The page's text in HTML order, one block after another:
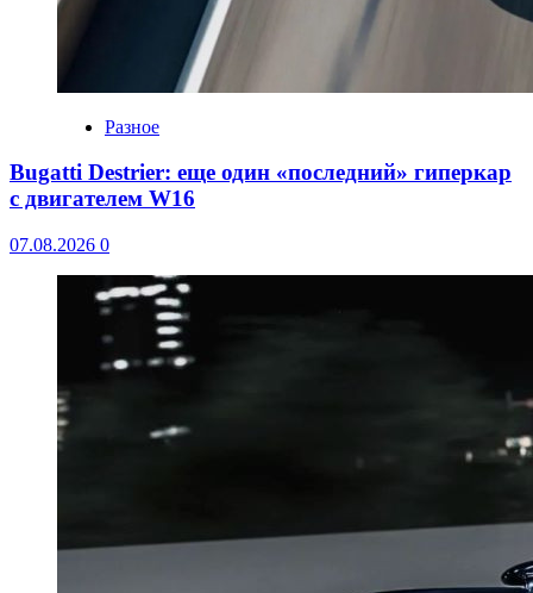
Разное
Bugatti Destrier: еще один «последний» гиперкар
с двигателем W16
07.08.2026 0